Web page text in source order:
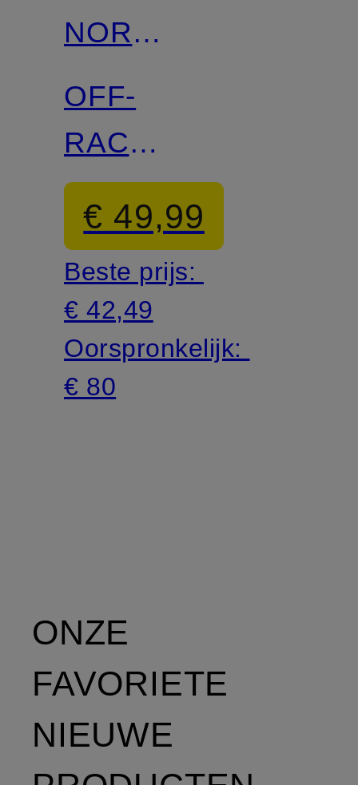
NORMAL
STUDIOS
OFF-
RACE
muts
van
merinowol
€ 49,99
Beste prijs:
€ 42,49
Oorspronkelijk:
€ 80
ONZE
FAVORIETE
NIEUWE